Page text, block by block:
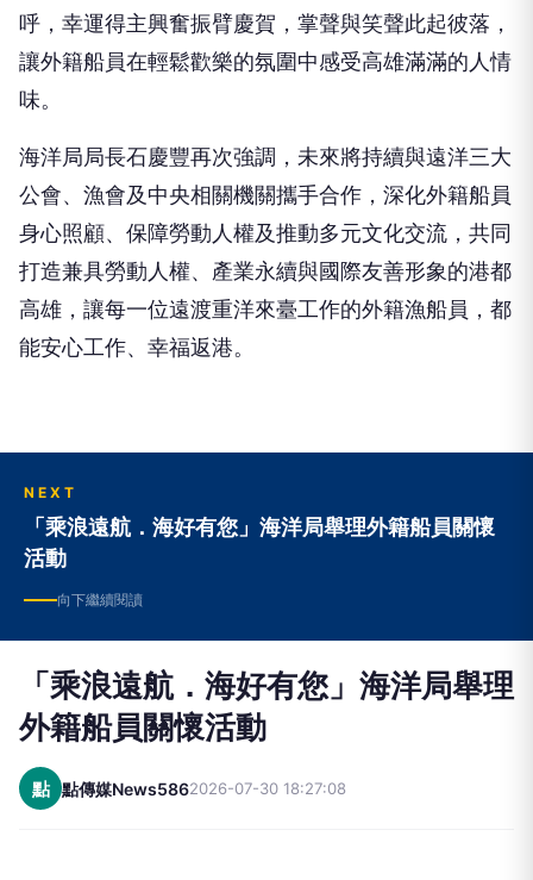
讓外籍船員在輕鬆歡樂的氛圍中感受高雄滿滿的人情
味。
海洋局局長石慶豐再次強調，未來將持續與遠洋三大
公會、漁會及中央相關機關攜手合作，深化外籍船員
身心照顧、保障勞動人權及推動多元文化交流，共同
打造兼具勞動人權、產業永續與國際友善形象的港都
高雄，讓每一位遠渡重洋來臺工作的外籍漁船員，都
能安心工作、幸福返港。
NEXT
「乘浪遠航．海好有您」海洋局舉理外籍船員關懷
活動
向下繼續閱讀
「乘浪遠航．海好有您」海洋局舉理
外籍船員關懷活動
點 點傳媒News586